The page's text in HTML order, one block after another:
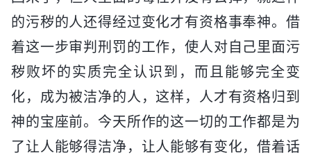
的污秽的人还得经过变化才有资格事奉神。借
着这一步审判刑罚的工作，使人对自己里面污
秽败坏的实质完全认识到，而且能够完全变
化，成为被洁净的人，这样，人才有资格归到
神的宝座前。今天所作的这一切的工作都是为
了让人能够得洁净，让人能够有变化，借着话